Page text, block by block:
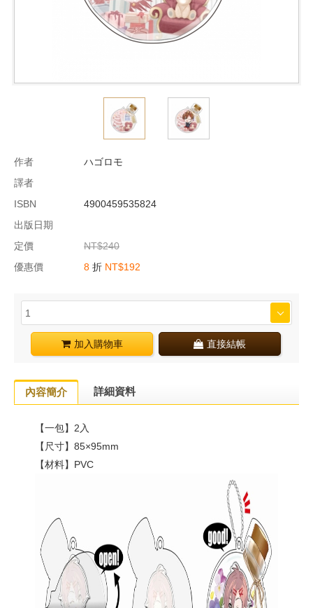
作者
ハゴロモ
譯者
ISBN
4900459535824
出版日期
定價
NT$240
優惠價
8 折 NT$192
加入購物車 直接結帳
內容簡介 詳細資料
【一包】2入
【尺寸】85×95mm
【材料】PVC